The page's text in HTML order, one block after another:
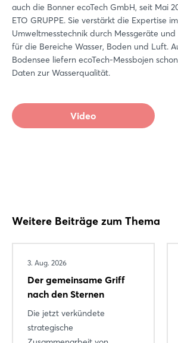
auch die Bonner ecoTech GmbH, seit Mai
ETO GRUPPE. Sie verstärkt die Expertise
Umweltmesstechnik durch Messgeräte
für die Bereiche Wasser, Boden und Luft.
Bodensee liefern ecoTech-Messbojen
Daten zur Wasserqualität.
Video
Weitere Beiträge zum Thema
3. Aug. 2026
Der gemeinsame Griff
nach den Sternen
Die jetzt verkündete
strategische